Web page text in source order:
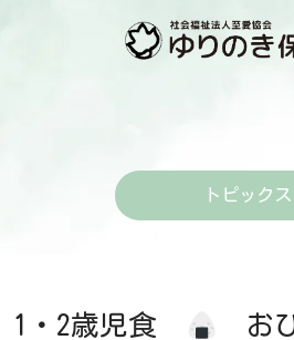
トピックス
1・2歳児食 お